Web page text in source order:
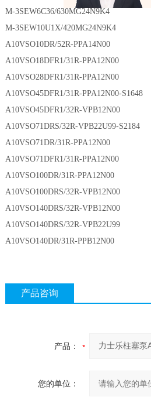
M-3SEW6C36/630MG24N9K4
M-3SEW10U1X/420MG24N9K4
A10VSO10DR/52R-PPA14N00
A10VSO18DFR1/31R-PPA12N00
A10VSO28DFR1/31R-PPA12N00
A10VSO45DFR1/31R-PPA12N00-S1648
A10VSO45DFR1/32R-VPB12N00
A10VSO71DRS/32R-VPB22U99-S2184
A10VSO71DR/31R-PPA12N00
A10VSO71DFR1/31R-PPA12N00
A10VSO100DR/31R-PPA12N00
A10VSO100DRS/32R-VPB12N00
A10VSO140DRS/32R-VPB12N00
A10VSO140DRS/32R-VPB22U99
A10VSO140DR/31R-PPB12N00
产品咨询
产品：
您的单位：